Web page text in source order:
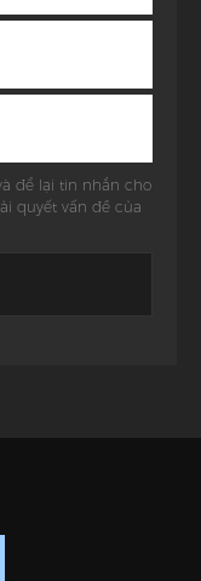
để lại tin nhắn cho
quyết vấn đề của